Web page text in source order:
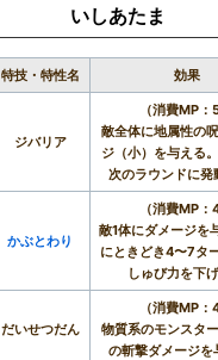
いしあたま
特技・特性名 効果
ジバリア
（消費MP：5
敵全体に地属性の
ジ（小）を与える。
次のラウンドに発
かぶとわり
（消費MP：4
敵1体にダメージを
にときどき4〜7タ
しゅび力を下げ
だいせつだん
（消費MP：4
物質系のモンスタ
の斬撃ダメージを